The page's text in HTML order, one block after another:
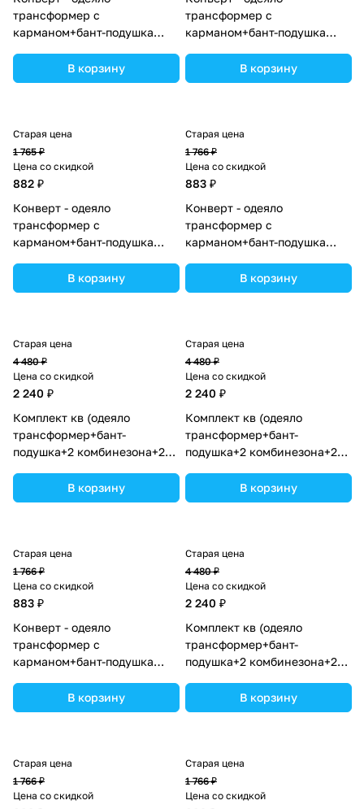
трансформер с
карманом+бант-подушка
(№7498-0-1_04) цвета в
ассортименте.
В корзину
трансформер с
карманом+бант-подушка
(№7496-0-1_12) цвета в
ассортименте.
В корзину
Старая цена
1 765 ₽
Цена со скидкой
882 ₽
Конверт - одеяло
трансформер с
карманом+бант-подушка
(№7496-0-1_12) цвета в
ассортименте.
В корзину
Старая цена
1 766 ₽
Цена со скидкой
883 ₽
Конверт - одеяло
трансформер с
карманом+бант-подушка
(№7498-0-1_02) цвета в
ассортименте.
В корзину
Старая цена
4 480 ₽
Цена со скидкой
2 240 ₽
Комплект кв (одеяло
трансформер+бант-
подушка+2 комбинезона+2
2_16) цвета в ассортименте.
В корзину
Старая цена
4 480 ₽
Цена со скидкой
2 240 ₽
Комплект кв (одеяло
трансформер+бант-
подушка+2 комбинезона+2
2_10) цвета в ассортименте.
В корзину
Старая цена
1 766 ₽
Цена со скидкой
883 ₽
Конверт - одеяло
трансформер с
карманом+бант-подушка
(№7498-0-1_07) цвета в
ассортименте.
В корзину
Старая цена
4 480 ₽
Цена со скидкой
2 240 ₽
Комплект кв (одеяло
трансформер+бант-
подушка+2 комбинезона+2
2_06) цвета в ассортименте.
В корзину
Старая цена
1 766 ₽
Цена со скидкой
Старая цена
1 766 ₽
Цена со скидкой